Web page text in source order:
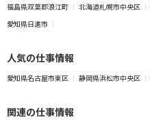
福島県双葉郡浪江町
北海道札幌市中央区
愛知県日進市
人気の仕事情報
愛知県名古屋市東区 静岡県浜松市中央区
関連の仕事情報